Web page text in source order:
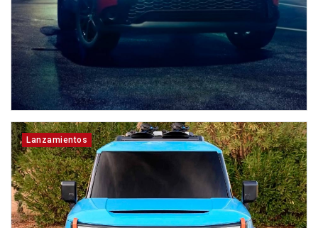
Lanzamientos